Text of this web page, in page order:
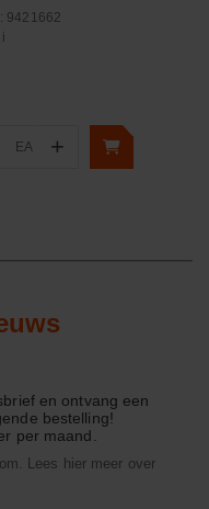
9421662
EA +
en ontvang een
bestelling!
per maand.
Lees hier meer over